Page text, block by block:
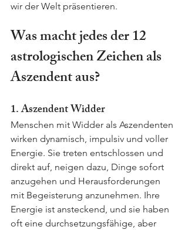
wir der Welt präsentieren.
Was macht jedes der 12
astrologischen Zeichen als
Aszendent aus?
1. Aszendent Widder
Menschen mit Widder als Aszendenten
wirken dynamisch, impulsiv und voller
Energie. Sie treten entschlossen und
direkt auf, neigen dazu, Dinge sofort
anzugehen und Herausforderungen
mit Begeisterung anzunehmen. Ihre
Energie ist ansteckend, und sie haben
oft eine durchsetzungsfähige, aber